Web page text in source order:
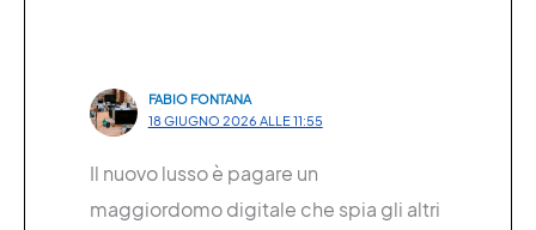
FABIO FONTANA
18 GIUGNO 2026 ALLE 11:55
Il nuovo lusso è pagare un
maggiordomo digitale che spia gli altri